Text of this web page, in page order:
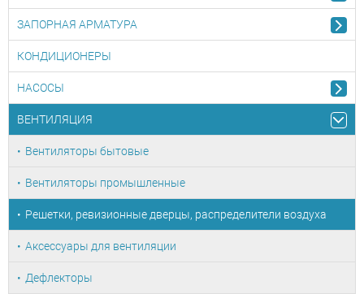
ЗАПОРНАЯ АРМАТУРА
КОНДИЦИОНЕРЫ
НАСОСЫ
ВЕНТИЛЯЦИЯ
Вентиляторы бытовые
Вентиляторы промышленные
Решетки, ревизионные дверцы, распределители воздуха
Аксессуары для вентиляции
Дефлекторы